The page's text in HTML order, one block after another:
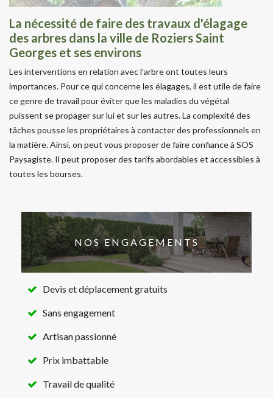
La nécessité de faire des travaux d'élagage
des arbres dans la ville de Roziers Saint
Georges et ses environs
Les interventions en relation avec l'arbre ont toutes leurs
importances. Pour ce qui concerne les élagages, il est utile de faire
ce genre de travail pour éviter que les maladies du végétal
puissent se propager sur lui et sur les autres. La complexité des
tâches pousse les propriétaires à contacter des professionnels en
la matière. Ainsi, on peut vous proposer de faire confiance à SOS
Paysagiste. Il peut proposer des tarifs abordables et accessibles à
toutes les bourses.
NOS ENGAGEMENTS
Devis et déplacement gratuits
Sans engagement
Artisan passionné
Prix imbattable
Travail de qualité